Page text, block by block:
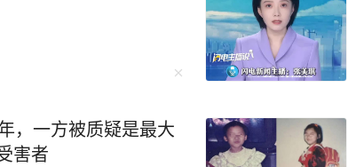
，一方被质疑是最大
害者